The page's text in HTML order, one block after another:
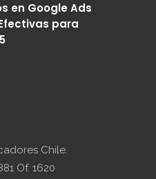
en Google Ads
para
Chile.
Of. 1620